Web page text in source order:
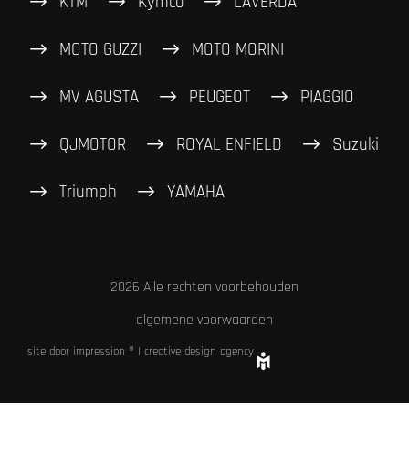
MOTO GUZZI MOTO MORINI
MV AGUSTA PEUGEOT PIAGGIO
QJMOTOR ROYAL ENFIELD Suzuki
Triumph YAMAHA
2026 Alle rechten voorbehouden
algemene voorwaarden
site door impression ® | creative design agency